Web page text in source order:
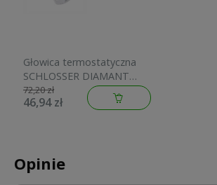
Głowica termostatyczna
SCHLOSSER DIAMANT
M30x1,5 biała 600100001
72,20 zł
46,94 zł
Opinie